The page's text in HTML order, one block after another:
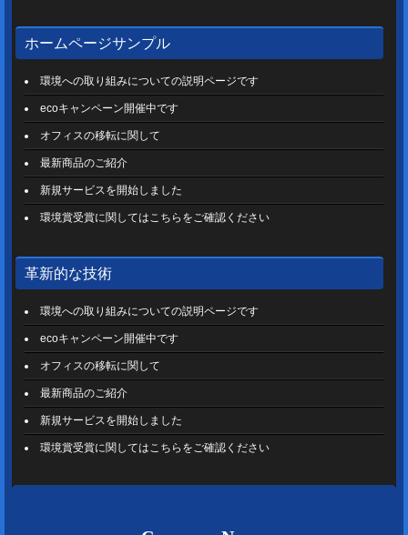
ホームページサンプル
環境への取り組みについての説明ページです
ecoキャンペーン開催中です
オフィスの移転に関して
最新商品のご紹介
新規サービスを開始しました
環境賞受賞に関してはこちらをご確認ください
革新的な技術
環境への取り組みについての説明ページです
ecoキャンペーン開催中です
オフィスの移転に関して
最新商品のご紹介
新規サービスを開始しました
環境賞受賞に関してはこちらをご確認ください